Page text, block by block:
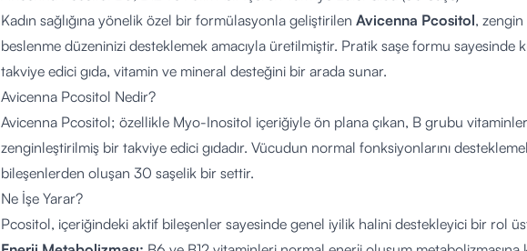
Kadın sağlığına yönelik özel bir formülasyonla geliştirilen Avicenna Pcositol,
beslenme düzeninizi desteklemek amacıyla üretilmiştir. Pratik saşe formu sayesinde
takviye edici gıda, vitamin ve mineral desteğini bir arada sunar.
Avicenna Pcositol Nedir?
Avicenna Pcositol; özellikle Myo-Inositol içeriğiyle ön plana çıkan, B grubu
zenginleştirilmiş bir takviye edici gıdadır. Vücudun normal fonksiyonlarını
bileşenlerden oluşan 30 saşelik bir settir.
Ne İşe Yarar?
Pcositol, içeriğindeki aktif bileşenler sayesinde genel iyilik halini destekleyici bir rol